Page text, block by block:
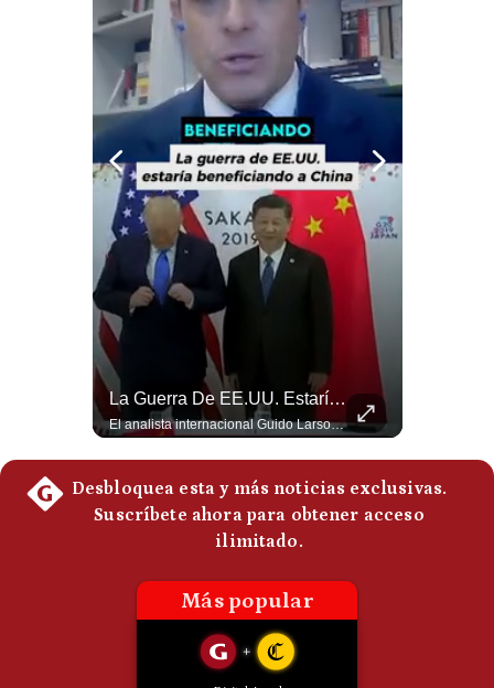
Gestión TV
Fotogalerías
Condiciones
Privacidad
De
Cookies
Preguntas
La Guerra De EE.UU. Estaría Beneficiando A China | Gestión Mundo
El analista internacional Guido Larson cuestiona la estrategia comercial estadounidense. Menciona los aranceles impuestos incluso a países latinoamericanos y contrasta esa política con el avance de China. Además, señala que Pekín controla aproximadamente el 90% del mercado de tierras raras y concluye con una paradoja: el conflicto iniciado por Washington estaría beneficiando indirectamente a uno de sus principales competidores. 🚀 ¿Quieres entender el mundo sin ruido? Únete a nuestra comunidad y forma parte del cambio. #GestiónNewsroomLive #NoticiasGlobales #AnálisisGeopolítico #EconomíaMundial #IA #Geopolítica #LatinosEnUSA #NoticiasEnEspañol 👉 Suscríbete y activa la campana para no perderte nuestro análisis diario. 🌎 Síguenos en nuestras redes sociales: 📌 Web oficial: https://gestion.pe/mundo/ 📌 LinkedIn: http://bit.ly/3HYIET0 📌 X (Twitter): http://bit.ly/4noZtX9 📌 TikTok: http://bit.ly/4evB6TO